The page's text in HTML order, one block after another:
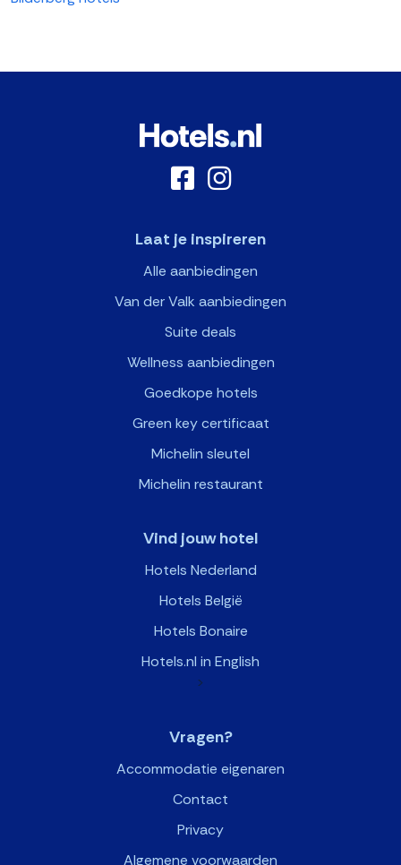
Laat je inspireren
Alle aanbiedingen
Van der Valk aanbiedingen
Suite deals
Wellness aanbiedingen
Goedkope hotels
Green key certificaat
Michelin sleutel
Michelin restaurant
Vind jouw hotel
Hotels Nederland
Hotels België
Hotels Bonaire
Hotels.nl in English
>
Vragen?
Accommodatie eigenaren
Contact
Privacy
Algemene voorwaarden